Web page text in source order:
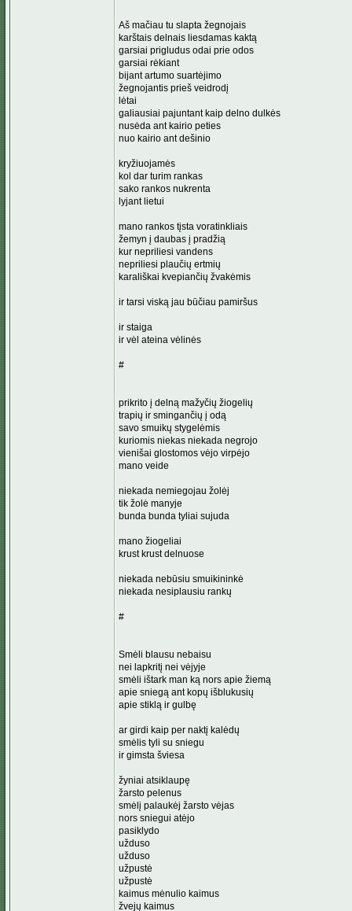
Aš mačiau tu slapta žegnojais
karštais delnais liesdamas kaktą
garsiai prigludus odai prie odos
garsiai rėkiant
bijant artumo suartėjimo
žegnojantis prieš veidrodį
lėtai
galiausiai pajuntant kaip delno dulkės
nusėda ant kairio peties
nuo kairio ant dešinio
kryžiuojamės
kol dar turim rankas
sako rankos nukrenta
lyjant lietui
mano rankos tįsta voratinkliais
žemyn į daubas į pradžią
kur nepriliesi vandens
nepriliesi plaučių ertmių
karališkai kvepiančių žvakėmis
ir tarsi viską jau būčiau pamiršus
ir staiga
ir vėl ateina vėlinės
#
prikrito į delną mažyčių žiogelių
trapių ir smingančių į odą
savo smuikų stygelėmis
kuriomis niekas niekada negrojo
vienišai glostomos vėjo virpėjo
mano veide
niekada nemiegojau žolėj
tik žolė manyje
bunda bunda tyliai sujuda
mano žiogeliai
krust krust delnuose
niekada nebūsiu smuikininkė
niekada nesiplausiu rankų
#
Smėli blausu nebaisu
nei lapkritį nei vėjyje
smėli ištark man ką nors apie žiemą
apie sniegą ant kopų išblukusių
apie stiklą ir gulbę
ar girdi kaip per naktį kalėdų
smėlis tyli su sniegu
ir gimsta šviesa
žyniai atsiklaupę
žarsto pelenus
smėlį palaukėj žarsto vėjas
nors sniegui atėjo
pasiklydo
užduso
užduso
užpustė
užpustė
kaimus mėnulio kaimus
žvejų kaimus